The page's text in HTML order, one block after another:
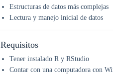
Estructuras de datos más complejas
Lectura y manejo inicial de datos
Requisitos
Tener instalado R y RStudio
Contar con una computadora con